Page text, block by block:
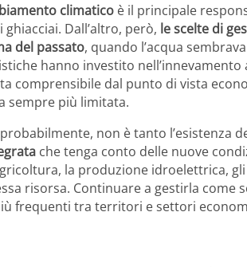
climatico è il principale
Dall’altro, però, le scelte di
del passato, quando l’acqua
hanno investito
comprensibile dal punto di vista
sempre più limitata.
non è tanto l’esistenza
che tenga conto delle nuove
la produzione idroelettrica,
risorsa. Continuare a gestirla come
frequenti tra territori e settori